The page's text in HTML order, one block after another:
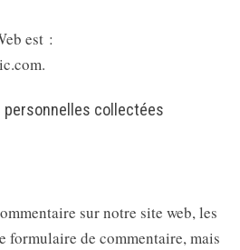
est :
collectées
sur notre site web, les
formulaire de commentaire, mais